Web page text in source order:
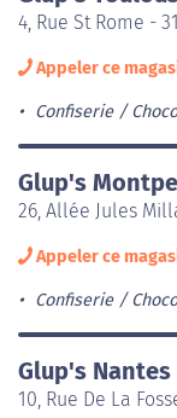
4, Rue St Rome -
Appeler ce
Confiserie /
Glup's
26, Allée Jules
Appeler ce
Confiserie /
Glup's Nantes
10, Rue De La